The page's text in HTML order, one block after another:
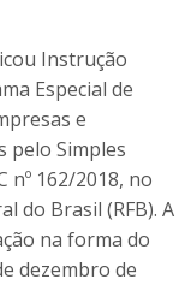
Instrução
Especial de
e
pelo Simples
nº 162/2018, no
do Brasil (RFB). A
na forma do
dezembro de